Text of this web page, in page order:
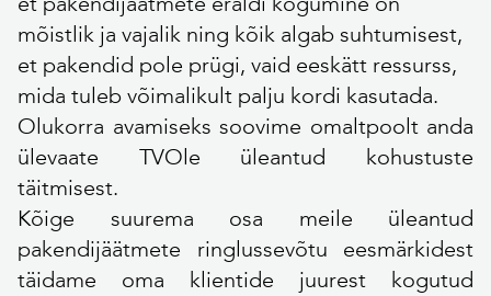
mõistlik ja vajalik ning kõik algab suhtumisest,
et pakendid pole prügi, vaid eeskätt ressurss,
mida tuleb võimalikult palju kordi kasutada.
Olukorra avamiseks soovime omaltpoolt anda
ülevaate TVOle üleantud kohustuste
täitmisest.
Kõige suurema osa meile üleantud
pakendijäätmete ringlussevõtu eesmärkidest
täidame oma klientide juurest kogutud